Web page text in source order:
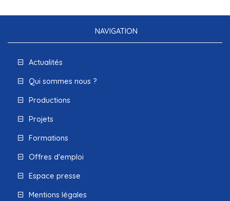
NAVIGATION
Actualités
Qui sommes nous ?
Productions
Projets
Formations
Offres d'emploi
Espace presse
Mentions légales